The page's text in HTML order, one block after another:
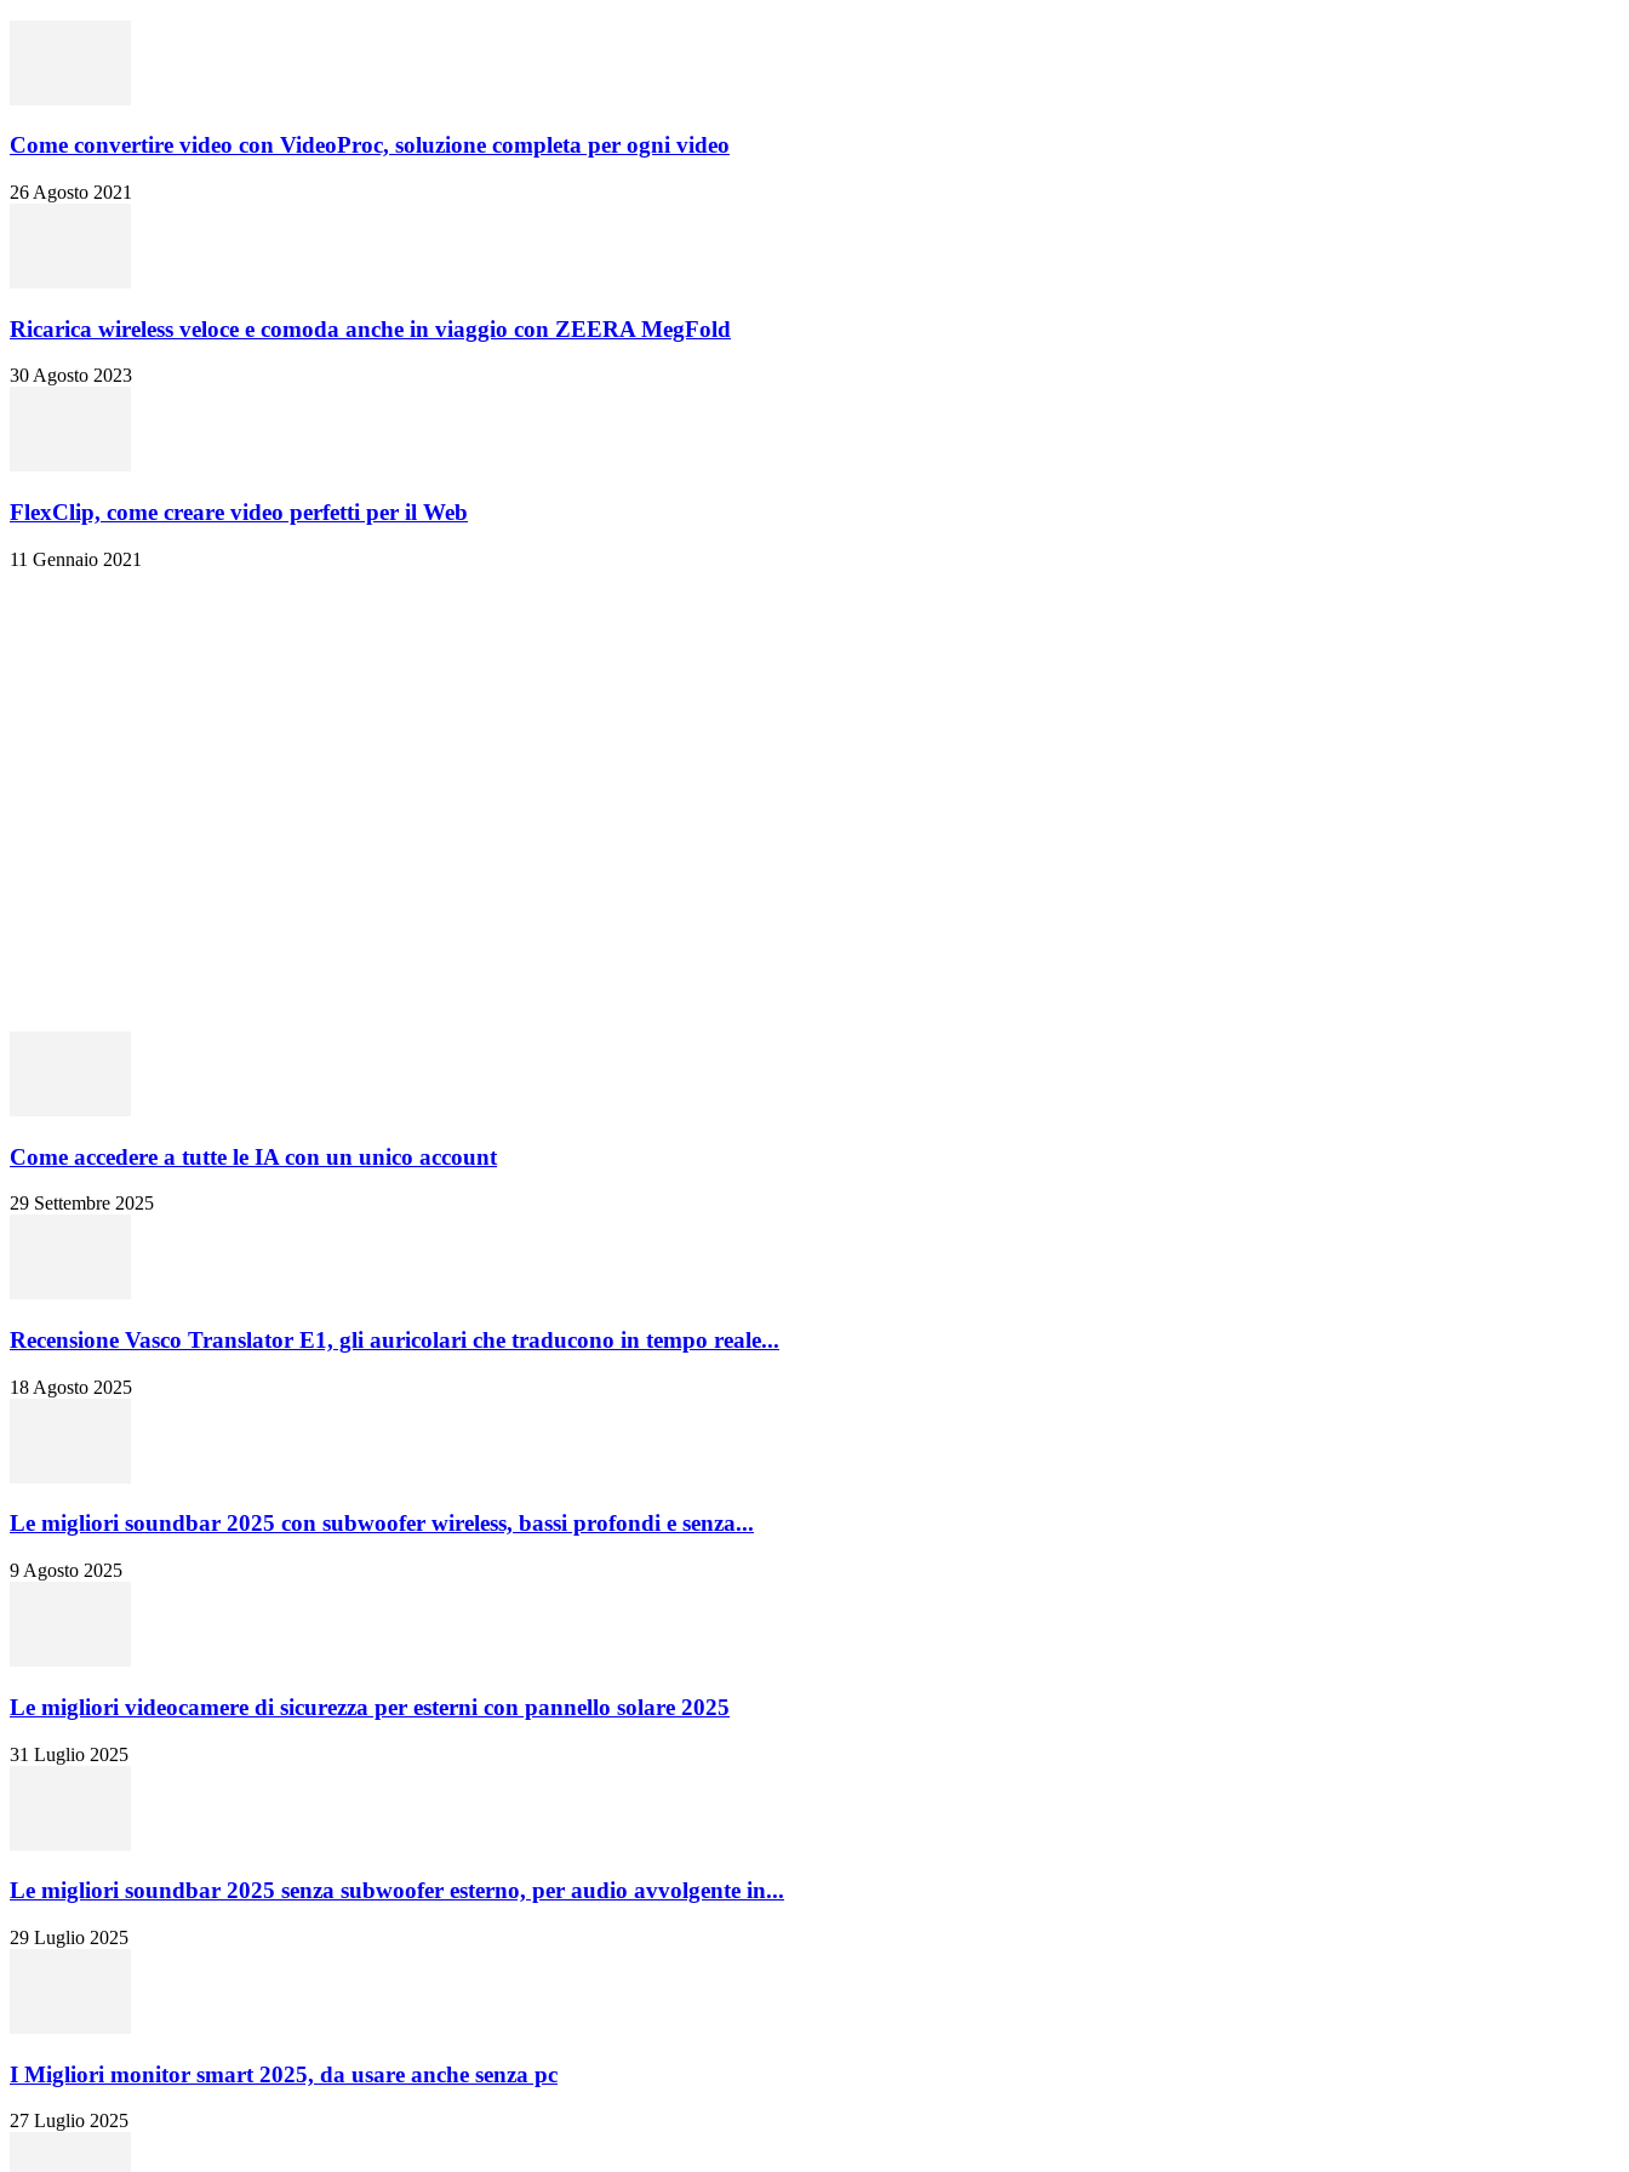
Come convertire video con VideoProc, soluzione completa per ogni video
26 Agosto 2021
Ricarica wireless veloce e comoda anche in viaggio con ZEERA MegFold
30 Agosto 2023
FlexClip, come creare video perfetti per il Web
11 Gennaio 2021
Come accedere a tutte le IA con un unico account
29 Settembre 2025
Recensione Vasco Translator E1, gli auricolari che traducono in tempo reale...
18 Agosto 2025
Le migliori soundbar 2025 con subwoofer wireless, bassi profondi e senza...
9 Agosto 2025
Le migliori videocamere di sicurezza per esterni con pannello solare 2025
31 Luglio 2025
Le migliori soundbar 2025 senza subwoofer esterno, per audio avvolgente in...
29 Luglio 2025
I Migliori monitor smart 2025, da usare anche senza pc
27 Luglio 2025